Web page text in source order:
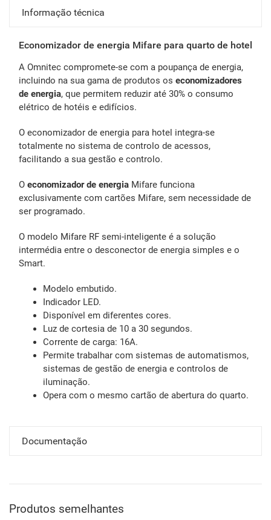
Informação técnica
Economizador de energia Mifare para quarto de hotel
A Omnitec compromete-se com a poupança de energia,
incluindo na sua gama de produtos os economizadores
de energia, que permitem reduzir até 30% o consumo
elétrico de hotéis e edifícios.
O economizador de energia para hotel integra-se
totalmente no sistema de controlo de acessos,
facilitando a sua gestão e controlo.
O economizador de energia Mifare funciona
exclusivamente com cartões Mifare, sem necessidade de
ser programado.
O modelo Mifare RF semi-inteligente é a solução
intermédia entre o desconector de energia simples e o
Smart.
Modelo embutido.
Indicador LED.
Disponível em diferentes cores.
Luz de cortesia de 10 a 30 segundos.
Corrente de carga: 16A.
Permite trabalhar com sistemas de automatismos,
sistemas de gestão de energia e controlos de
iluminação.
Opera com o mesmo cartão de abertura do quarto.
Documentação
Produtos semelhantes